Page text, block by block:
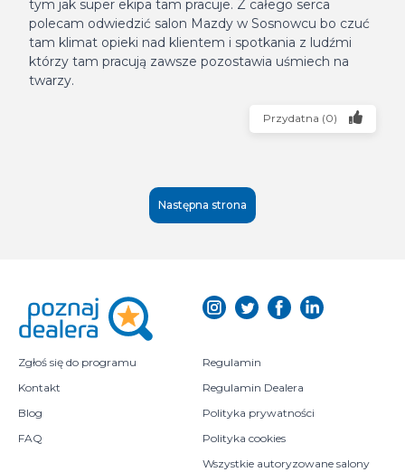
tym jak super ekipa tam pracuje. Z całego serca
polecam odwiedzić salon Mazdy w Sosnowcu bo czuć
tam klimat opieki nad klientem i spotkania z ludźmi
którzy tam pracują zawsze pozostawia uśmiech na
twarzy.
Przydatna (0)
Następna strona
Zgłoś się do programu
Kontakt
Blog
FAQ
Regulamin
Regulamin Dealera
Polityka prywatności
Polityka cookies
Wszystkie autoryzowane salony